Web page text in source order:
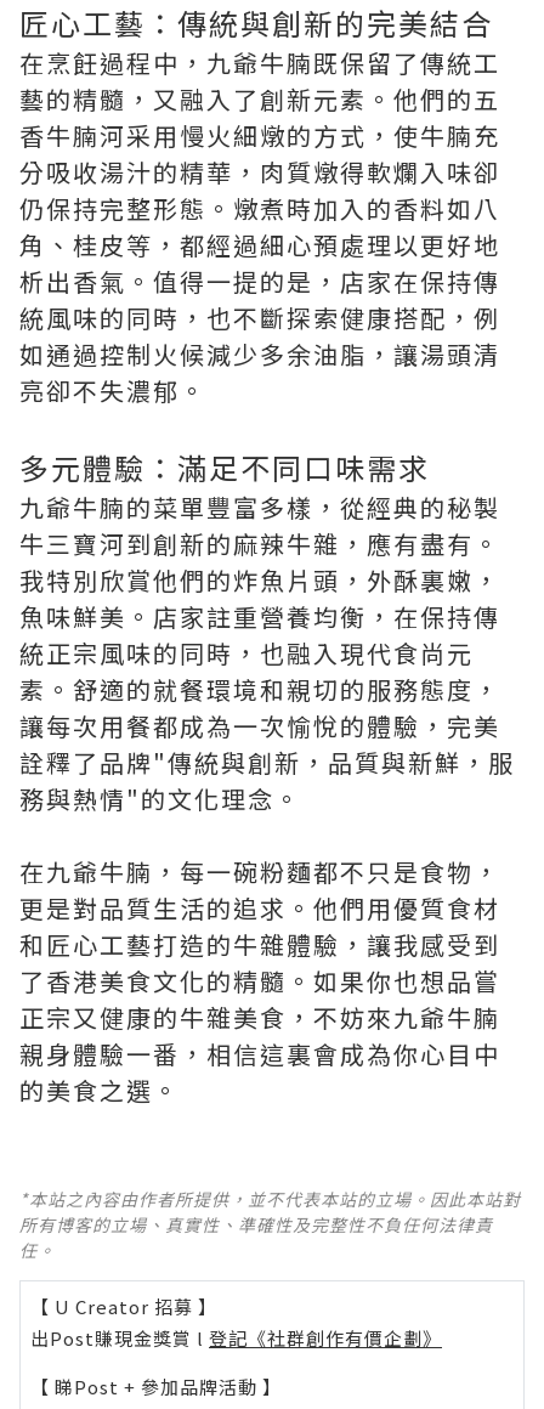
匠心工藝：傳統與創新的完美結合
在烹飪過程中，九爺牛腩既保留了傳統工
藝的精髓，又融入了創新元素。他們的五
香牛腩河采用慢火細燉的方式，使牛腩充
分吸收湯汁的精華，肉質燉得軟爛入味卻
仍保持完整形態。燉煮時加入的香料如八
角、桂皮等，都經過細心預處理以更好地
析出香氣。值得一提的是，店家在保持傳
統風味的同時，也不斷探索健康搭配，例
如通過控制火候減少多余油脂，讓湯頭清
亮卻不失濃郁。
多元體驗：滿足不同口味需求
九爺牛腩的菜單豐富多樣，從經典的秘製
牛三寶河到創新的麻辣牛雜，應有盡有。
我特別欣賞他們的炸魚片頭，外酥裏嫩，
魚味鮮美。店家註重營養均衡，在保持傳
統正宗風味的同時，也融入現代食尚元
素。舒適的就餐環境和親切的服務態度，
讓每次用餐都成為一次愉悅的體驗，完美
詮釋了品牌"傳統與創新，品質與新鮮，服
務與熱情"的文化理念。
在九爺牛腩，每一碗粉麵都不只是食物，
更是對品質生活的追求。他們用優質食材
和匠心工藝打造的牛雜體驗，讓我感受到
了香港美食文化的精髓。如果你也想品嘗
正宗又健康的牛雜美食，不妨來九爺牛腩
親身體驗一番，相信這裏會成為你心目中
的美食之選。
*本站之內容由作者所提供，並不代表本站的立場。因此本站對
所有博客的立場、真實性、準確性及完整性不負任何法律責
任。
【 U Creator 招募 】
出Post賺現金獎賞 l 登記《社群創作有價企劃》
【 睇Post + 參加品牌活動 】